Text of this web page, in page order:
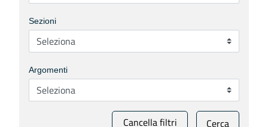
Sezioni
Argomenti
Cancella filtri Cerca